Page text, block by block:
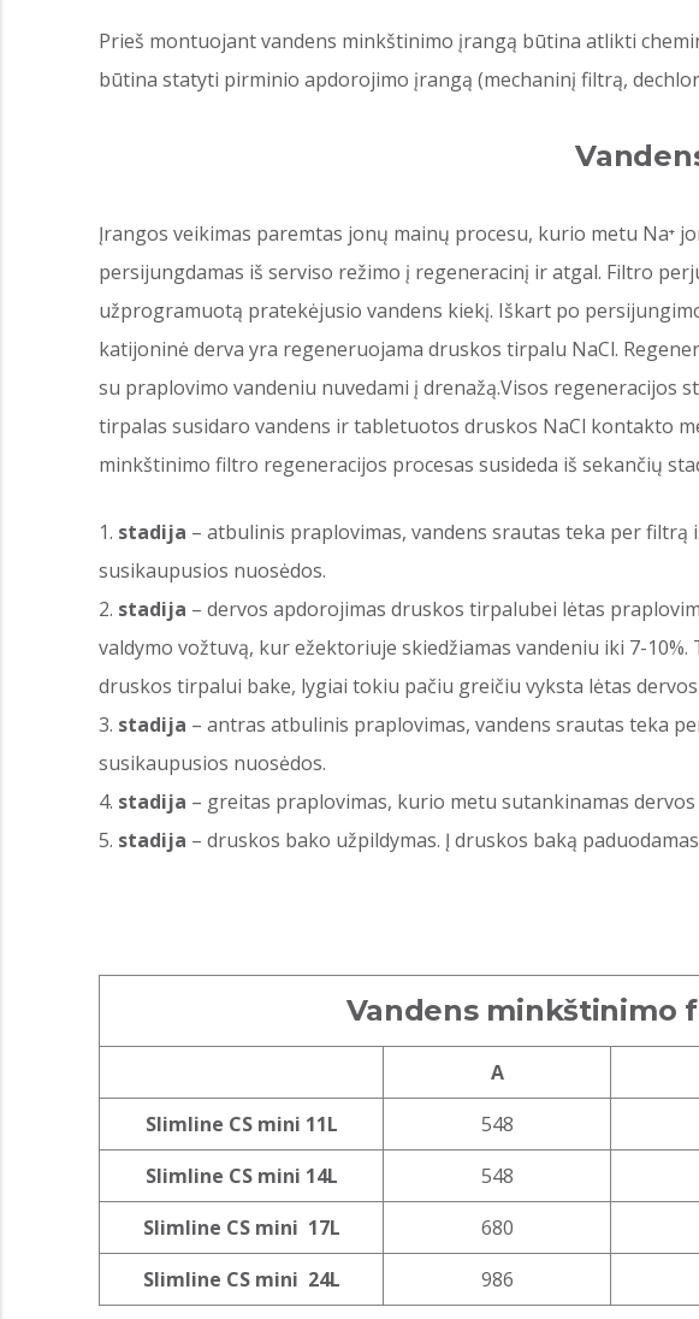
Prieš montuojant vandens minkštinimo įrangą būtina atlikti
būtina statyti pirminio apdorojimo įrangą (mechaninį filtrą,
Įrangos veikimas paremtas jonų mainų procesu, kurio metu Na⁺
persijungdamas iš serviso režimo į regeneracinį ir atgal. Filtro
užprogramuotą pratekėjusio vandens kiekį. Iškart po
katijoninė derva yra regeneruojama druskos tirpalu NaCl.
su praplovimo vandeniu nuvedami į drenažą.Visos
tirpalas susidaro vandens ir tabletuotos druskos NaCl kontakto
minkštinimo filtro regeneracijos procesas susideda iš sekančių
stadija – atbulinis praplovimas, vandens srautas teka per
susikaupusios nuosėdos.
stadija – dervos apdorojimas druskos tirpalubei lėtas
valdymo vožtuvą, kur ežektoriuje skiedžiamas vandeniu iki 7-
druskos tirpalui bake, lygiai tokiu pačiu greičiu vyksta lėtas
stadija – antras atbulinis praplovimas, vandens srautas teka
susikaupusios nuosėdos.
stadija – greitas praplovimas, kurio metu sutankinamas
stadija – druskos bako užpildymas. Į druskos baką
Vandens minkštinimo
A
Slimline CS mini 11L
548
Slimline CS mini 14L
548
Slimline CS mini 17L
680
Slimline CS mini 24L
986